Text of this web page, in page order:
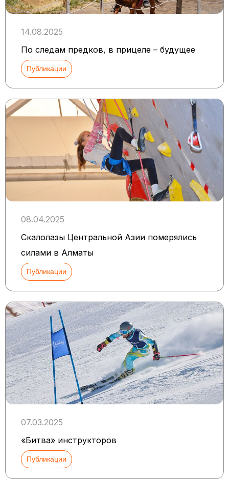
14.08.2025
По следам предков, в прицеле – будущее
Публикации
08.04.2025
Скалолазы Центральной Азии померялись
силами в Алматы
Публикации
07.03.2025
«Битва» инструкторов
Публикации